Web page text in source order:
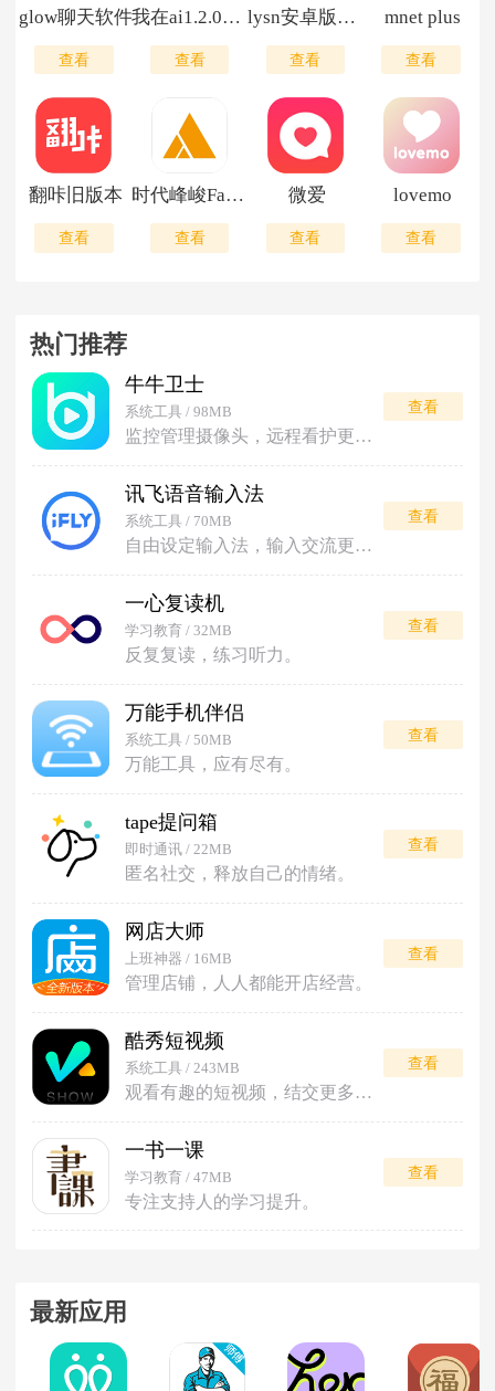
glow聊天软件
查看
我在ai1.2.0版本
查看
lysn安卓版最新版本
查看
mnet plus
查看
翻咔旧版本
查看
时代峰峻Fanclub
查看
微爱
查看
lovemo
查看
热门推荐
牛牛卫士
系统工具 / 98MB
监控管理摄像头，远程看护更安心。
查看
讯飞语音输入法
系统工具 / 70MB
自由设定输入法，输入交流更便利。
查看
一心复读机
学习教育 / 32MB
反复复读，练习听力。
查看
万能手机伴侣
系统工具 / 50MB
万能工具，应有尽有。
查看
tape提问箱
即时通讯 / 22MB
匿名社交，释放自己的情绪。
查看
网店大师
上班神器 / 16MB
管理店铺，人人都能开店经营。
查看
酷秀短视频
系统工具 / 243MB
观看有趣的短视频，结交更多朋友。
查看
一书一课
学习教育 / 47MB
专注支持人的学习提升。
查看
最新应用